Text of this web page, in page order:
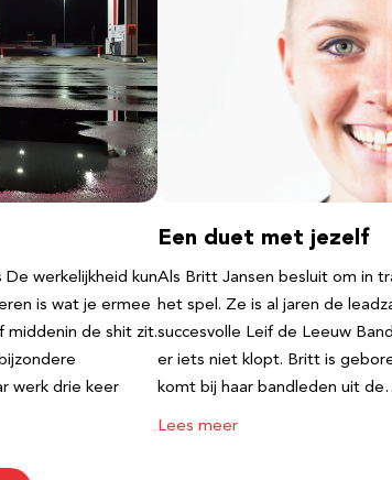
werkelijkheid kun
is wat je ermee
middenin de shit zit.
werk drie keer
Een duet met jezelf
Als Britt Jansen besluit om in
het spel. Ze is al jaren de
succesvolle Leif de Leeuw
er iets niet klopt. Britt is
komt bij haar bandleden uit
Lees meer